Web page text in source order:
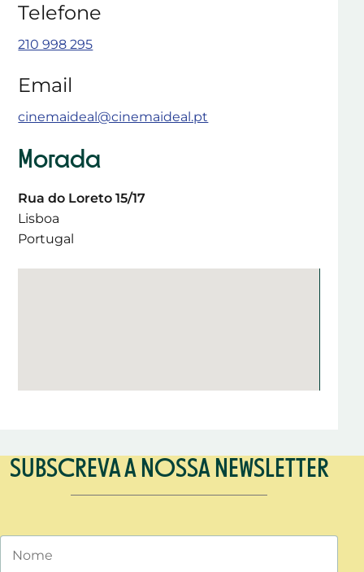
Telefone
210 998 295
Email
cinemaideal@cinemaideal.pt
Morada
Rua do Loreto 15/17
Lisboa
Portugal
SUBSCREVA A NOSSA NEWSLETTER